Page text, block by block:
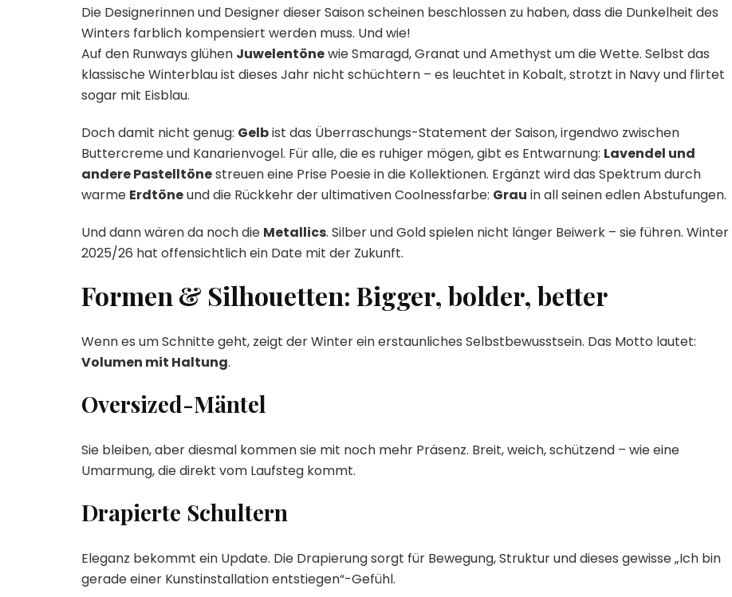
uns
wachrütteln
will
Die Designerinnen und Designer dieser Saison scheinen beschlossen zu haben, dass die Dunkelheit des
Winters farblich kompensiert werden muss. Und wie!
Auf den Runways glühen Juwelentönewie Smaragd, Granat und Amethyst um die Wette. Selbst das
klassische Winterblau ist dieses Jahr nicht schüchtern – es leuchtet in Kobalt, strotzt in Navy und flirtet
sogar mit Eisblau.
Doch damit nicht genug: Gelbist das Überraschungs-Statement der Saison, irgendwo zwischen
Buttercreme und Kanarienvogel. Für alle, die es ruhiger mögen, gibt es Entwarnung: Lavendel und
andere Pastelltönestreuen eine Prise Poesie in die Kollektionen. Ergänzt wird das Spektrum durch
warme Erdtöneund die Rückkehr der ultimativen Coolnessfarbe: Grau in all seinen edlen Abstufungen.
Und dann wären da noch die Metallics. Silber und Gold spielen nicht länger Beiwerk – sie führen. Winter
2025/26 hat offensichtlich ein Date mit der Zukunft.
Formen & Silhouetten: Bigger, bolder, better
Wenn es um Schnitte geht, zeigt der Winter ein erstaunliches Selbstbewusstsein. Das Motto lautet:
Volumen mit Haltung.
Oversized-Mäntel
Sie bleiben, aber diesmal kommen sie mit noch mehr Präsenz. Breit, weich, schützend – wie eine
Umarmung, die direkt vom Laufsteg kommt.
Drapierte Schultern
Eleganz bekommt ein Update. Die Drapierung sorgt für Bewegung, Struktur und dieses gewisse „Ich bin
gerade einer Kunstinstallation entstiegen“-Gefühl.